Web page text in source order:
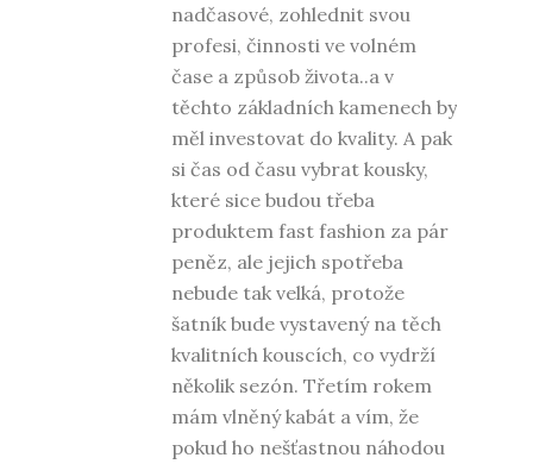
nadčasové, zohlednit svou
profesi, činnosti ve volném
čase a způsob života..a v
těchto základních kamenech by
měl investovat do kvality. A pak
si čas od času vybrat kousky,
které sice budou třeba
produktem fast fashion za pár
peněz, ale jejich spotřeba
nebude tak velká, protože
šatník bude vystavený na těch
kvalitních kouscích, co vydrží
několik sezón. Třetím rokem
mám vlněný kabát a vím, že
pokud ho nešťastnou náhodou